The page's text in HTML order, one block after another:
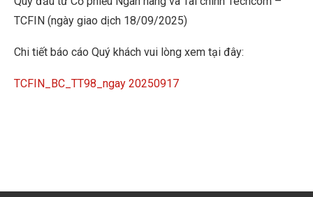
TCFIN (ngày giao dịch 18/09/2025)
Chi tiết báo cáo Quý khách vui lòng xem tại đây:
TCFIN_BC_TT98_ngay 20250917